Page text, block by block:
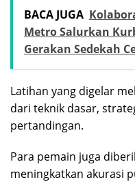
BACA JUGA
Metro Salurkan
Gerakan Sedekah
Latihan yang digelar
dari teknik dasar,
pertandingan.
Para pemain juga
meningkatkan akurasi